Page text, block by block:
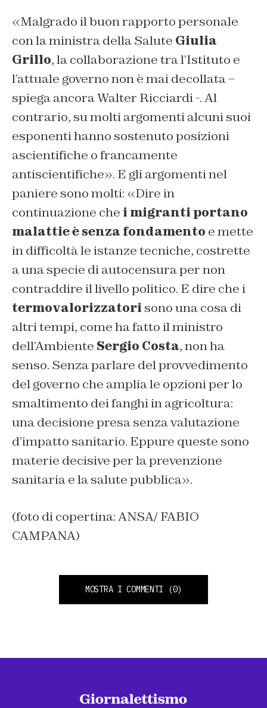
«Malgrado il buon rapporto personale
con la ministra della Salute Giulia
Grillo, la collaborazione tra l’Istituto e
l’attuale governo non è mai decollata –
spiega ancora Walter Ricciardi -. Al
contrario, su molti argomenti alcuni suoi
esponenti hanno sostenuto posizioni
ascientifiche o francamente
antiscientifiche». E gli argomenti nel
paniere sono molti: «Dire in
continuazione che i migranti portano
malattie è senza fondamento e mette
in difficoltà le istanze tecniche, costrette
a una specie di autocensura per non
contraddire il livello politico. E dire che i
termovalorizzatori sono una cosa di
altri tempi, come ha fatto il ministro
dell’Ambiente Sergio Costa, non ha
senso. Senza parlare del provvedimento
del governo che amplia le opzioni per lo
smaltimento dei fanghi in agricoltura:
una decisione presa senza valutazione
d’impatto sanitario. Eppure queste sono
materie decisive per la prevenzione
sanitaria e la salute pubblica».
(foto di copertina: ANSA/ FABIO
CAMPANA)
MOSTRA I COMMENTI (0)